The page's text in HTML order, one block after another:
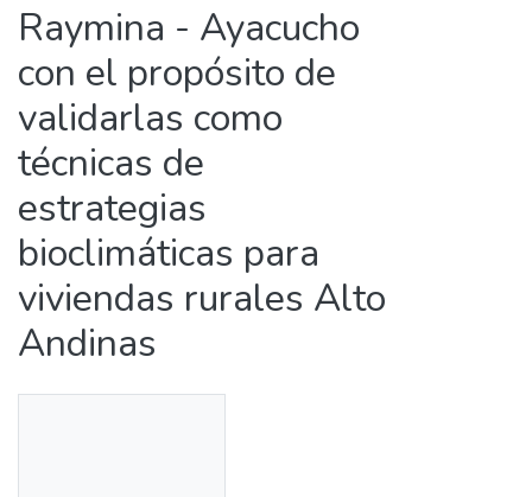
Raymina - Ayacucho
con el propósito de
validarlas como
técnicas de
estrategias
bioclimáticas para
viviendas rurales Alto
Andinas